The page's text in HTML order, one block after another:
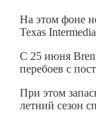
На этом фоне
Texas
С 25 июня Brent
перебоев с
При этом
летний сезон